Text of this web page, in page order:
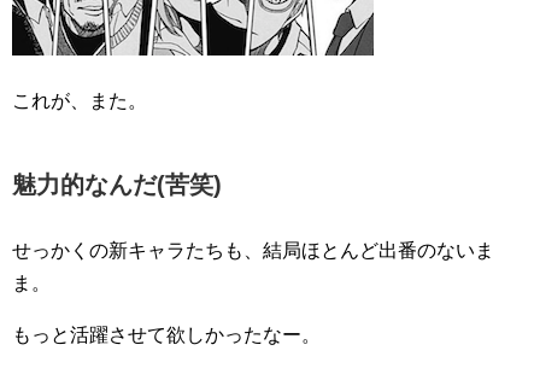
これが、また。
魅力的なんだ(苦笑)
せっかくの新キャラたちも、結局ほとんど出番のないま
ま。
もっと活躍させて欲しかったなー。